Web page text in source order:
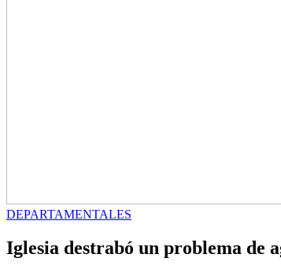
DEPARTAMENTALES
Iglesia destrabó un problema de